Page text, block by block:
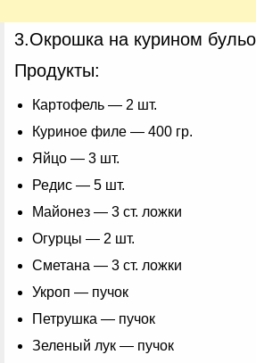
3.Окрошка на курином
Продукты:
Картофель — 2 шт.
Куриное филе — 400 гр.
Яйцо — 3 шт.
Редис — 5 шт.
Майонез — 3 ст. ложки
Огурцы — 2 шт.
Сметана — 3 ст. ложки
Укроп — пучок
Петрушка — пучок
Зеленый лук — пучок